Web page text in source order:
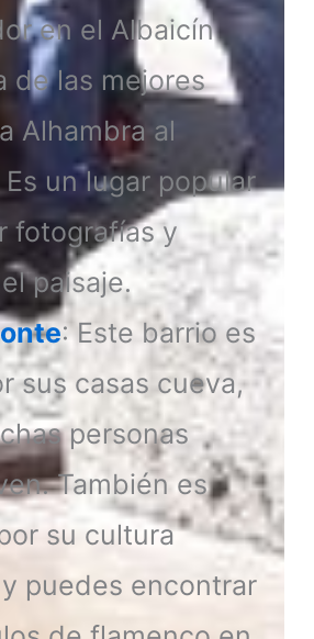
en el Albaicín
de las mejores
Alhambra al
un lugar popular
fotografías y
paisaje.
: Este barrio es
sus casas cueva,
personas
También es
su cultura
puedes encontrar